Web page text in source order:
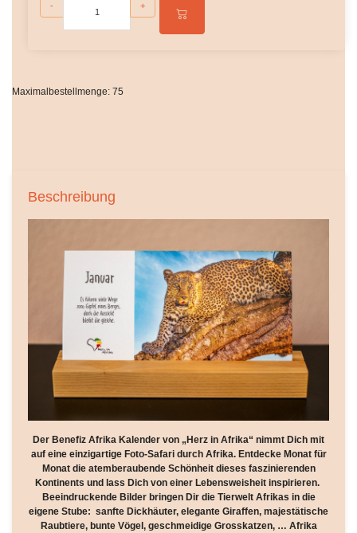
- +
Maximalbestellmenge: 75
Beschreibung
Der Benefiz Afrika Kalender von „Herz in Afrika“ nimmt Dich mit
auf eine einzigartige Foto-Safari durch Afrika. Entdecke Monat für
Monat die atemberaubende Schönheit dieses faszinierenden
Kontinents und lass Dich von einer Lebensweisheit inspirieren.
Beeindruckende Bilder bringen Dir die Tierwelt Afrikas in die
eigene Stube: sanfte Dickhäuter, elegante Giraffen, majestätische
Raubtiere, bunte Vögel, geschmeidige Grosskatzen, … Afrika